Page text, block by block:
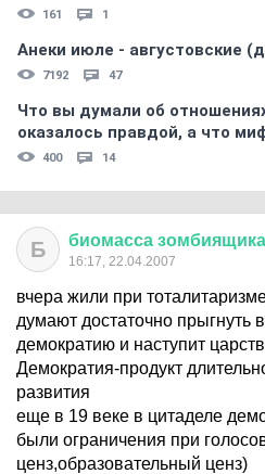
161 1
Анеки июле - августовские
7192 47
Что вы думали об
оказалось правдой, а что
400 14
Б биомасса зомбиящика
16:17, 22.04.2007
вчера жили при
думают достаточно прыгнуть
демократию и наступит
Демократия-продукт
развития
еще в 19 веке в цитаделе
были ограничения при
ценз,образовательный ценз)